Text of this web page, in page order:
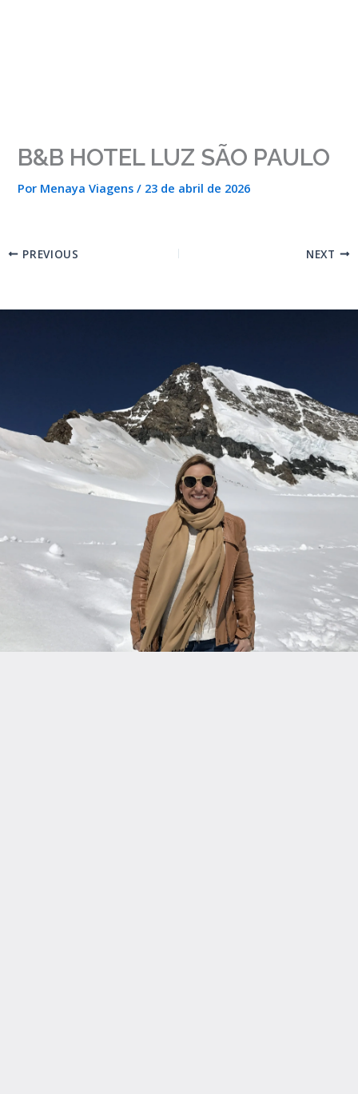
B&B HOTEL LUZ SÃO PAULO
Por Menaya Viagens/ 23 de abril de 2026
PREVIOUS NEXT